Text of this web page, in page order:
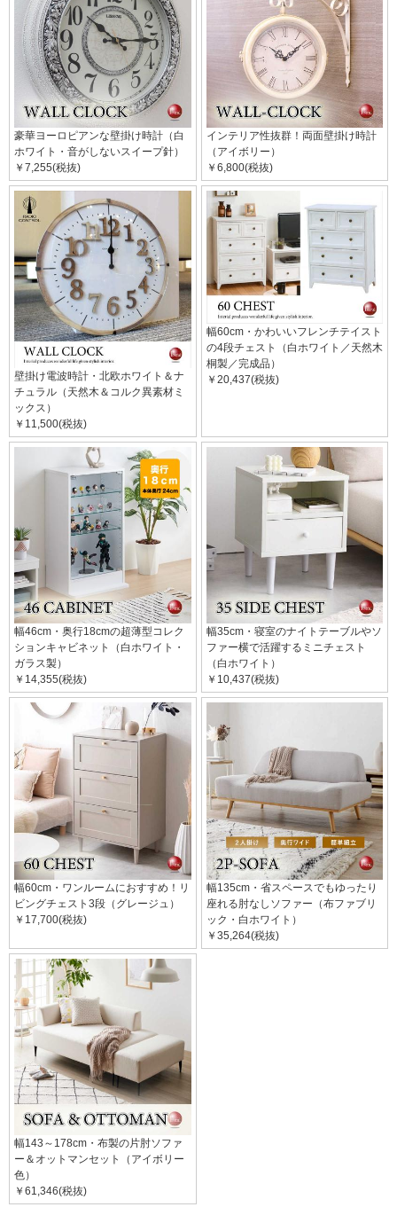
豪華ヨーロピアンな壁掛け時計（白
ホワイト・音がしないスイープ針）
￥7,255(税抜)
インテリア性抜群！両面壁掛け時計
（アイボリー）
￥6,800(税抜)
壁掛け電波時計・北欧ホワイト＆ナ
チュラル（天然木＆コルク異素材ミ
ックス）
￥11,500(税抜)
幅60cm・かわいいフレンチテイスト
の4段チェスト（白ホワイト／天然木
桐製／完成品）
￥20,437(税抜)
幅46cm・奥行18cmの超薄型コレク
ションキャビネット（白ホワイト・
ガラス製）
￥14,355(税抜)
幅35cm・寝室のナイトテーブルやソ
ファー横で活躍するミニチェスト
（白ホワイト）
￥10,437(税抜)
幅60cm・ワンルームにおすすめ！リ
ビングチェスト3段（グレージュ）
￥17,700(税抜)
幅135cm・省スペースでもゆったり
座れる肘なしソファー（布ファブリ
ック・白ホワイト）
￥35,264(税抜)
幅143～178cm・布製の片肘ソファ
ー＆オットマンセット（アイボリー
色）
￥61,346(税抜)